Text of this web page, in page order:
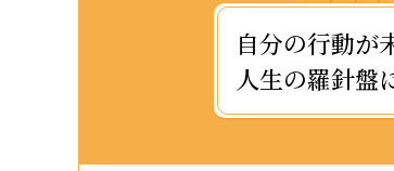
自分の行動が
人生の羅針盤